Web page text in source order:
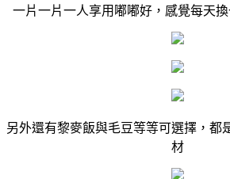
一片一片一人享用嘟嘟好，感覺每天
另外還有黎麥飯與毛豆等等可選擇，都
材